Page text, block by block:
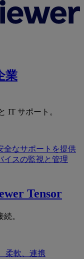
業
IT サポート。
全なサポートを提供
イスの監視と管理
Tensor
。
柔軟、連携